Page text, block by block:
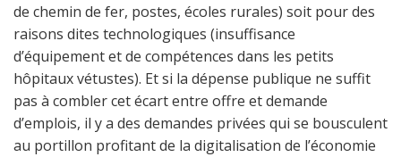
de chemin de fer, postes, écoles rurales) soit pour des
raisons dites technologiques (insuffisance
d’équipement et de compétences dans les petits
hôpitaux vétustes). Et si la dépense publique ne suffit
pas à combler cet écart entre offre et demande
d’emplois, il y a des demandes privées qui se bousculent
au portillon profitant de la digitalisation de l’économie